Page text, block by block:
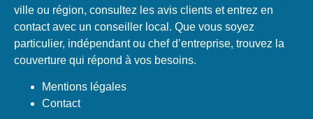
ville ou région, consultez les avis clients et entrez en
contact avec un conseiller local. Que vous soyez
particulier, indépendant ou chef d’entreprise, trouvez la
couverture qui répond à vos besoins.
Mentions légales
Contact